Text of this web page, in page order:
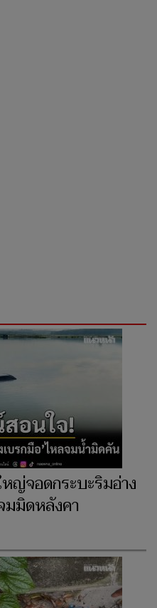
ญ่จอดกระบะริมอ่าง
มมิดหลังคา